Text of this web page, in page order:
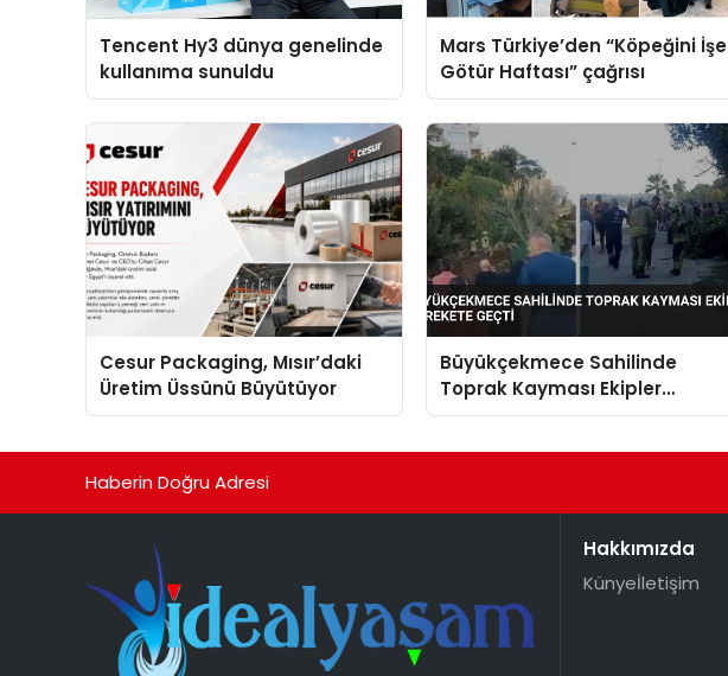
Tencent Hy3 dünya genelinde
kullanıma sunuldu
Mars Türkiye’den “Köpeğini İşe
Götür Haftası” çağrısı
Cesur Packaging, Mısır’daki
Üretim Üssünü Büyütüyor
Büyükçekmece Sahilinde
Toprak Kayması Ekipler
Harekete Geçti
Haberin Doğru Adresi
Hakkımızda
Künyeİletişim